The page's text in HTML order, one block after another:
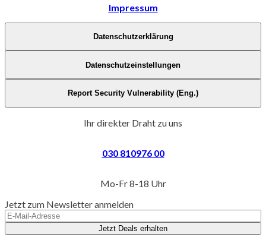
Impressum
Datenschutzerklärung
Datenschutzeinstellungen
Report Security Vulnerability (Eng.)
Ihr direkter Draht zu uns
030 810976 00
Mo-Fr 8-18 Uhr
Jetzt zum Newsletter anmelden
Jetzt Deals erhalten